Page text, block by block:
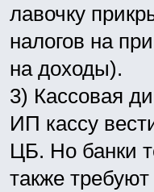
лавочку
налогов на
на доходы).
3) Кассовая
ИП кассу
ЦБ. Но банки
также